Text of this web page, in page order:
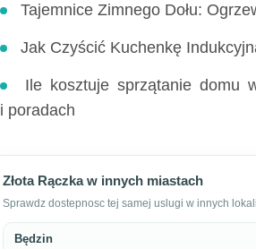
Tajemnice Zimnego Dołu:
Jak Czyścić Kuchenkę
Ile kosztuje sprzątanie domu
i poradach
Złota Rączka w innych miastach
Sprawdz dostepnosc tej samej uslugi w innych
Będzin